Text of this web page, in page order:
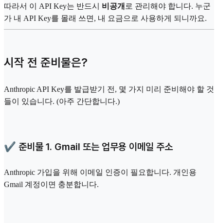
따라서 이 API Key는 반드시 비공개 로 관리해야 합니다. 누군
가 내 API Key를 몰래 쓰면, 내 요금으로 사용하게 되니까요.
시작 전 준비물은?
Anthropic API Key를 발급받기 전, 몇 가지 미리 준비해야 할 것
들이 있습니다. (아주 간단합니다.)
✔️ 준비물 1. Gmail 또는 업무용 이메일 주소
Anthropic 가입을 위해 이메일 인증이 필요합니다. 개인용
Gmail 계정이면 충분합니다.